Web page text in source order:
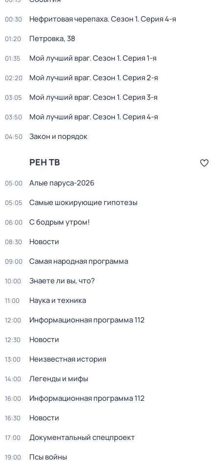
00:30 Нефритовая черепаха. Сезон 1. Серия 4-я
01:20 Петровка, 38
01:35 Мой лучший враг. Сезон 1. Серия 1-я
02:20 Мой лучший враг. Сезон 1. Серия 2-я
03:05 Мой лучший враг. Сезон 1. Серия 3-я
03:50 Мой лучший враг. Сезон 1. Серия 4-я
04:50 Закон и порядок
РЕН ТВ
05:00 Алые паруса-2026
05:05 Самые шoкиpующие гипотезы
06:00 С бодрым утром!
08:30 Новости
09:00 Самая народная программа
10:00 Знаете ли вы, что?
11:00 Наука и техника
12:00 Информационная программа 112
12:30 Новости
13:00 Неизвестная история
14:00 Легенды и мифы
16:00 Информационная программа 112
16:30 Новости
17:00 Документальный спецпроект
19:00 Псы войны